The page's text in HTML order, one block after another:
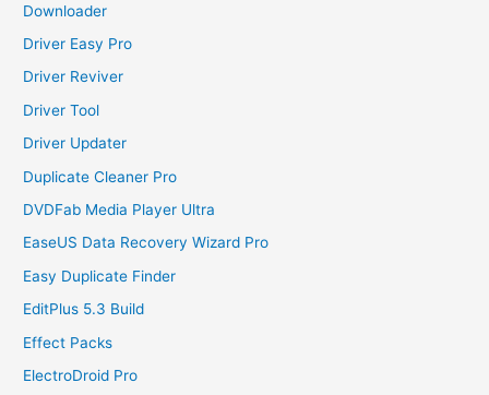
Downloader
Driver Easy Pro
Driver Reviver
Driver Tool
Driver Updater
Duplicate Cleaner Pro
DVDFab Media Player Ultra
EaseUS Data Recovery Wizard Pro
Easy Duplicate Finder
EditPlus 5.3 Build
Effect Packs
ElectroDroid Pro